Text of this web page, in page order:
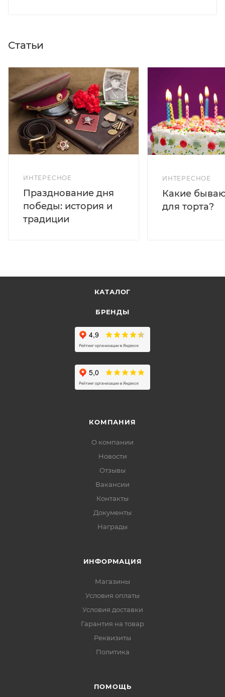
Статьи
ИНТЕРЕСНОЕ
Празднование дня
победы: история и
традиции
ИНТЕРЕСНОЕ
Какие
для торта?
КАТАЛОГ
БРЕНДЫ
КОМПАНИЯ
О компании
Новости
Отзывы
Вакансии
Контакты
Документы
Награды
ИНФОРМАЦИЯ
Магазины
Условия оплаты
Условия доставки
Гарантия на товар
Реквизиты
Политика
ПОМОЩЬ